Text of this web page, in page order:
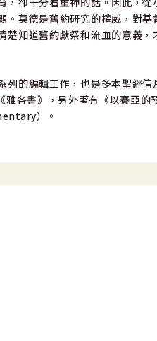
莫德是舊約研究的權威，對基
知道舊約獻祭和流血的意義，
的編輯工作，也是多本聖經信
雅各書》，另外著有《以賽亞
）。